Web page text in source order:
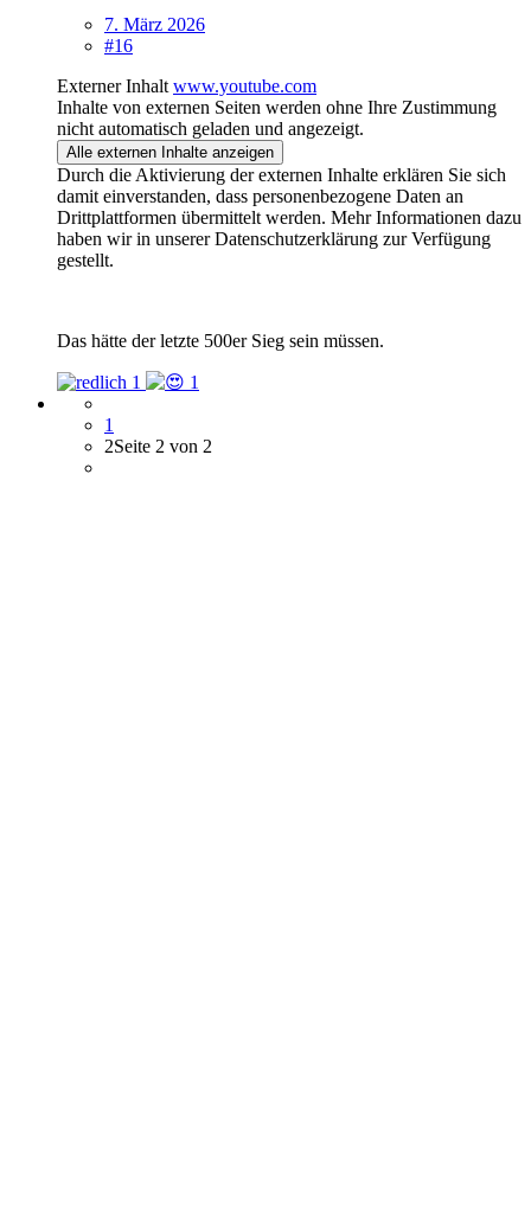
7. März 2026
#16
Externer Inhalt www.youtube.com
Inhalte von externen Seiten werden ohne Ihre Zustimmung
nicht automatisch geladen und angezeigt.
Alle externen Inhalte anzeigen
Durch die Aktivierung der externen Inhalte erklären Sie sich
damit einverstanden, dass personenbezogene Daten an
Drittplattformen übermittelt werden. Mehr Informationen dazu
haben wir in unserer Datenschutzerklärung zur Verfügung
gestellt.
Das hätte der letzte 500er Sieg sein müssen.
1 1
1
2Seite 2 von 2